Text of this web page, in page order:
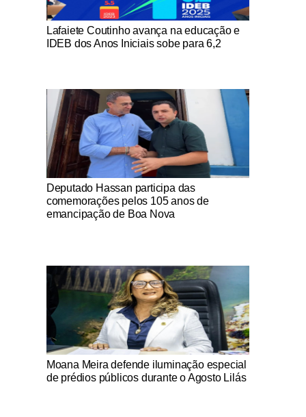
Notícias Católicas
Lafaiete Coutinho avança na educação e
IDEB dos Anos Iniciais sobe para 6,2
Notícias Católicas
Deputado Hassan participa das
comemorações pelos 105 anos de
emancipação de Boa Nova
Notícias Católicas
Moana Meira defende iluminação especial
de prédios públicos durante o Agosto Lilás